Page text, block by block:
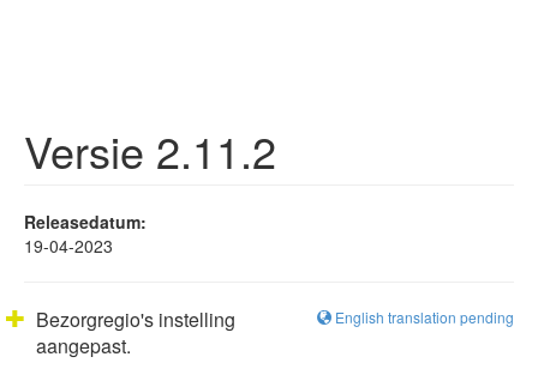
Versie 2.11.2
Releasedatum:
19-04-2023
English translation pending
Bezorgregio's instelling
aangepast.